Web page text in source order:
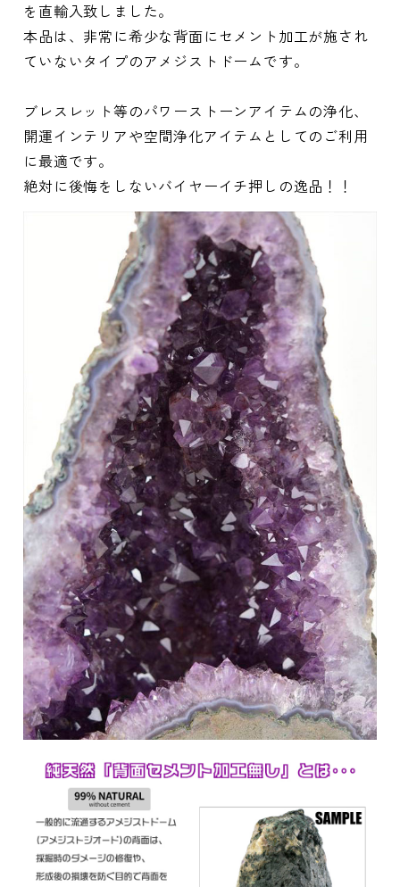
を直輸入致しました。
本品は、非常に希少な背面にセメント加工が施され
ていないタイプのアメジストドームです。
ブレスレット等のパワーストーンアイテムの浄化、
開運インテリアや空間浄化アイテムとしてのご利用
に最適です。
絶対に後悔をしないバイヤーイチ押しの逸品！！